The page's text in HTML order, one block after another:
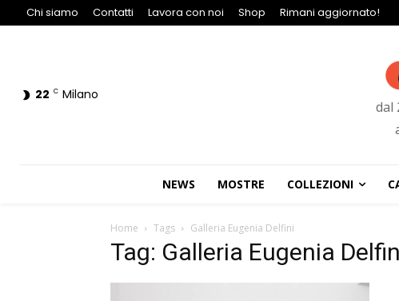
Chi siamo Contatti Lavora con noi Shop Rimani aggiornato!
22 C Milano
dal
NEWS MOSTRE COLLEZIONI
Home Tags Galleria Eugenia Delfini
Tag: Galleria Eugenia